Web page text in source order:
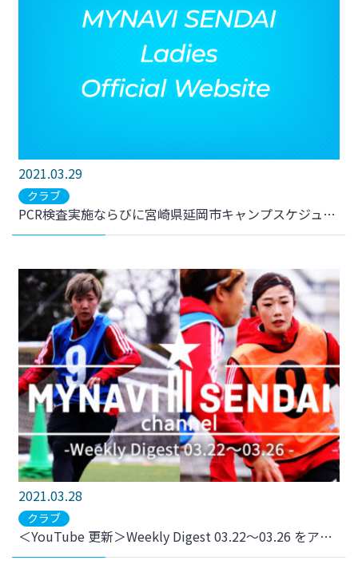
2021.03.29
クラブ
PCR検査実施ならびに宮崎県延岡市キャンプスケジュールのお知らせ
2021.03.28
クラブ
＜YouTube 更新＞Weekly Digest 03.22～03.26 をアップしました